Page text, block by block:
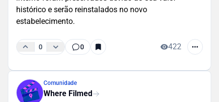
histórico e serão reinstalados no novo
estabelecimento.
0 0 422
Comunidade
Where Filmed